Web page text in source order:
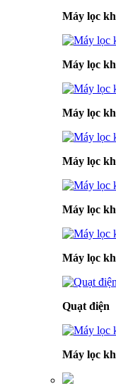
Máy lọc
Máy lọc
Máy lọc
Máy lọc
Máy lọc
Máy lọc
Quạt điện
Máy lọc